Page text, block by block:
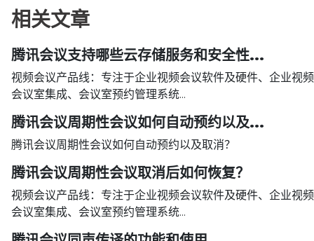
相关文章
腾讯会议支持哪些云存储服务和安全性...
视频会议产品线：专注于企业视频会议软件及硬件、企业视频
会议室集成、会议室预约管理系统...
腾讯会议周期性会议如何自动预约以及...
腾讯会议周期性会议如何自动预约以及取消？
腾讯会议周期性会议取消后如何恢复？
视频会议产品线：专注于企业视频会议软件及硬件、企业视频
会议室集成、会议室预约管理系统...